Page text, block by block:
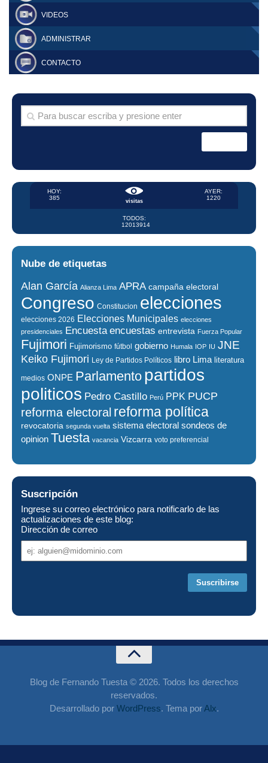
VIDEOS
ADMINISTRAR
CONTACTO
visitas
HOY:
385
AYER:
1220
TODOS:
12013914
Nube de etiquetas
Alan García Alianza Lima APRA campaña electoral
Congreso Constitucion elecciones
elecciones 2026 Elecciones Municipales elecciones
presidenciales Encuesta encuestas entrevista Fuerza Popular
Fujimori Fujimorismo fútbol gobierno Humala IOP IU JNE
Keiko Fujimori Ley de Partidos Políticos libro Lima literatura
medios ONPE Parlamento partidos
politicos Pedro Castillo Perú PPK PUCP
reforma electoral reforma política
revocatoria segunda vuelta sistema electoral sondeos de
opinion Tuesta vacancia Vizcarra voto preferencial
Suscripción
Ingrese su correo electrónico para notificarlo de las
actualizaciones de este blog:
Dirección de correo
Dirección
de
Blog de Fernando Tuesta © 2026. Todos los derechos
reservados.
Desarrollado por WordPress. Tema porAlx.